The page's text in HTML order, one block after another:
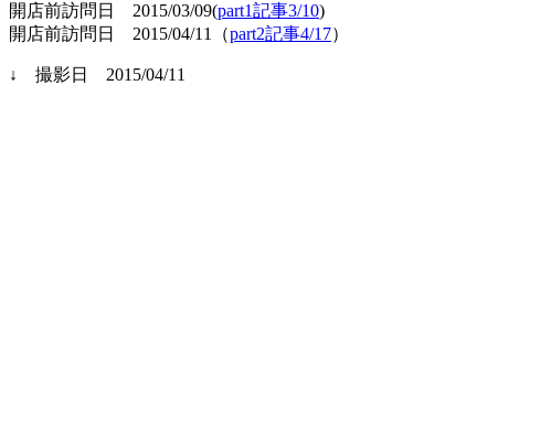
開店前訪問日 2015/03/09(part1記事3/10)
開店前訪問日 2015/04/11（part2記事4/17）
↓ 撮影日 2015/04/11